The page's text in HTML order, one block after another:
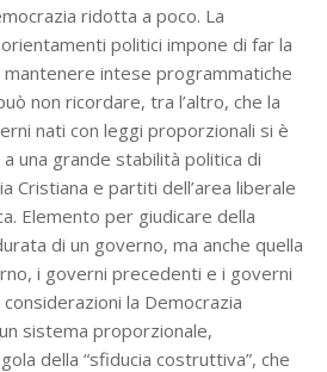
ridotta a poco. La
politici impone di far la
intese programmatiche
non ricordare, tra l’altro, che la
nati con leggi proporzionali si è
una grande stabilità politica di
Cristiana e partiti dell’area liberale
Elemento per giudicare della
di un governo, ma anche quella
i governi precedenti e i governi
la Democrazia
sistema proporzionale,
della “sfiducia costruttiva”, che